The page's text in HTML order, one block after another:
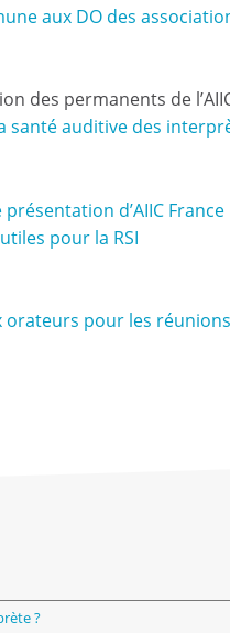
aux DO des
des permanents de
santé auditive des
d’AIIC France
pour la RSI
orateurs pour les
?